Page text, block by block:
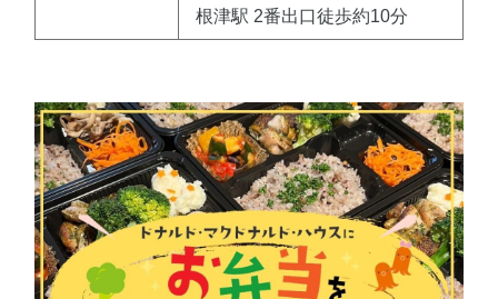
根津駅 2番出口徒歩約10分